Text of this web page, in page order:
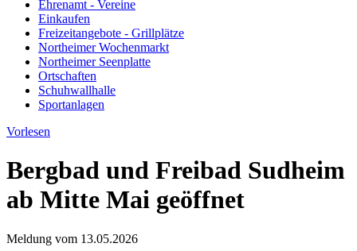
Ehrenamt - Vereine
Einkaufen
Freizeitangebote - Grillplätze
Northeimer Wochenmarkt
Northeimer Seenplatte
Ortschaften
Schuhwallhalle
Sportanlagen
Vorlesen
Bergbad und Freibad Sudheim
ab Mitte Mai geöffnet
Meldung vom 13.05.2026